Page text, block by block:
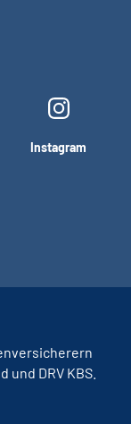
Instagram
DRV KBS.